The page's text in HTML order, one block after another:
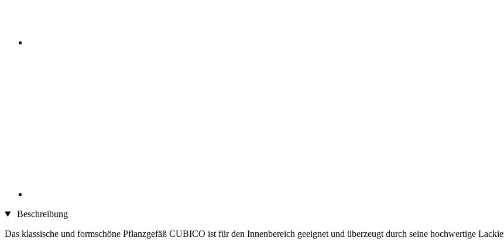
Beschreibung
Das klassische und formschöne Pflanzgefäß CUBICO ist für den Innenbereich geeignet und überzeugt durch seine hochwertige